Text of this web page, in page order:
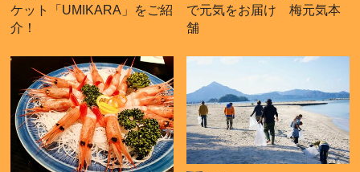
ケット「UMIKARA」をご紹
介！
で元気をお届け 梅元気本
舗